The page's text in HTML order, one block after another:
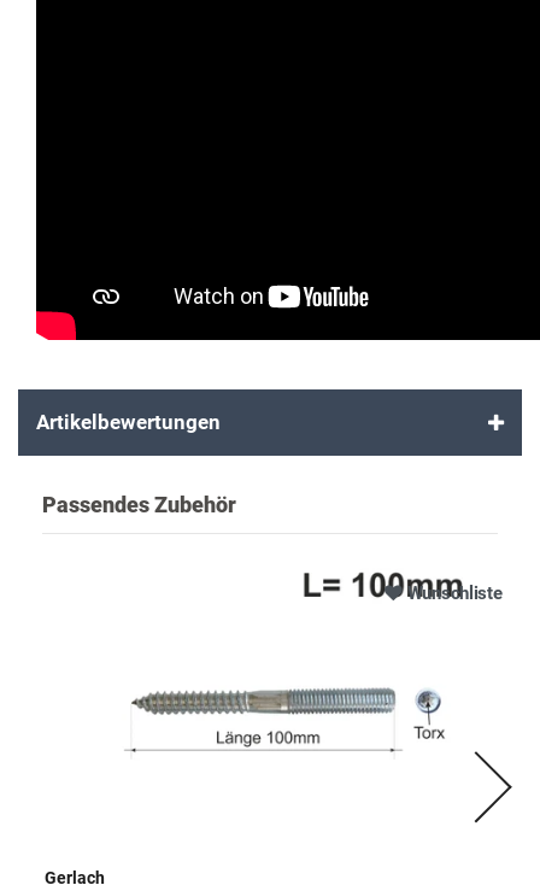
Artikelbewertungen
Passendes Zubehör
Wunschliste
Gerlach